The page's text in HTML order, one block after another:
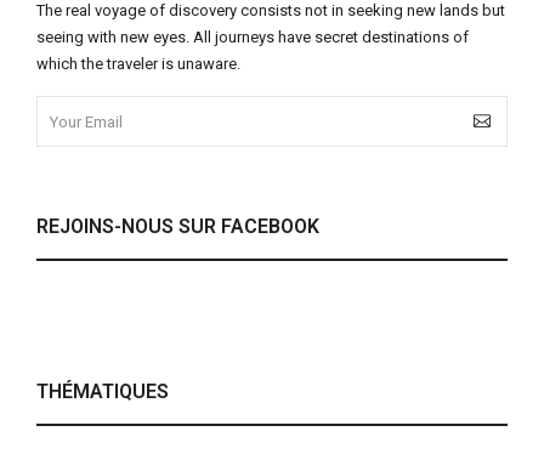
The real voyage of discovery consists not in seeking new lands but
seeing with new eyes. All journeys have secret destinations of
which the traveler is unaware.
REJOINS-NOUS SUR FACEBOOK
THÉMATIQUES